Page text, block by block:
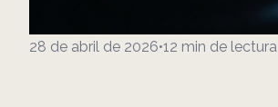
28 de abril de 2026•12 min de lectura